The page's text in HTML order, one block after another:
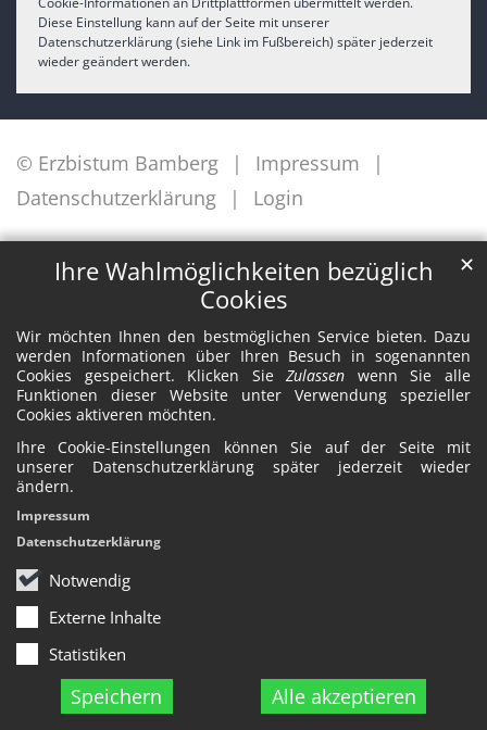
Ihre Wahlmöglichkeiten bezüglich
Cookies
Wir möchten Ihnen den bestmöglichen Service bieten. Dazu
werden Informationen über Ihren Besuch in sogenannten
Cookies gespeichert. Klicken SieZulassen wenn Sie alle
Funktionen dieser Website unter Verwendung spezieller
Cookies aktiveren möchten.
Ihre Cookie-Einstellungen können Sie auf der Seite mit
unserer Datenschutzerklärung später jederzeit wieder
ändern.
Notwendig
Externe Inhalte
Statistiken
Speichern Alle akzeptieren
✕
Impressum
Datenschutzerklärung
Diese Einstellung kann auf der Seite mit unserer
Datenschutzerklärung (siehe Link im Fußbereich) später jederzeit
wieder geändert werden.
© Erzbistum Bamberg
Impressum
Datenschutzerklärung
Login